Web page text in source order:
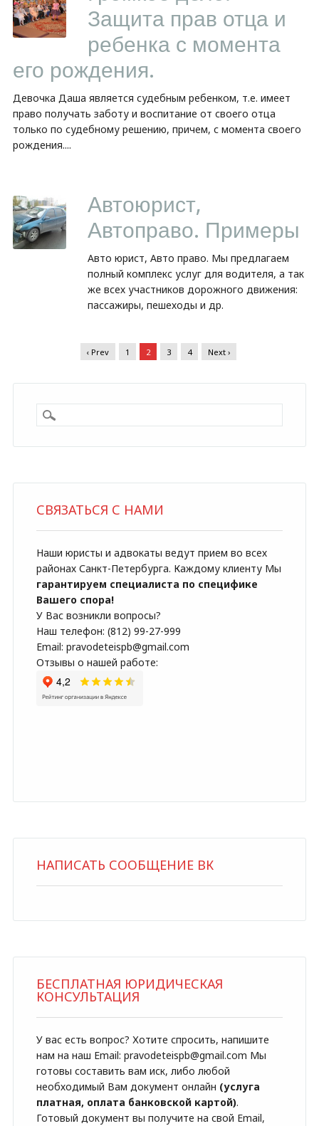
Защита прав отца и
ребенка с момента
его рождения.
Девочка Даша является судебным ребенком, т.е. имеет
право получать заботу и воспитание от своего отца
только по судебному решению, причем, с момента своего
рождения....
Автоюрист,
Автоправо. Примеры
Авто юрист, Авто право. Мы предлагаем
полный комплекс услуг для водителя, а так
же всех участников дорожного движения:
пассажиры, пешеходы и др.
‹ Prev 1 2 3 4 Next ›
СВЯЗАТЬСЯ С НАМИ
Наши юристы и адвокаты ведут прием во всех
районах Санкт-Петербурга. Каждому клиенту Мы
гарантируем специалиста по специфике
Вашего спора!
У Вас возникли вопросы?
Наш телефон: (812) 99-27-999
Email: pravodeteispb@gmail.com
Отзывы о нашей работе:
НАПИСАТЬ СООБЩЕНИЕ ВК
БЕСПЛАТНАЯ ЮРИДИЧЕСКАЯ
КОНСУЛЬТАЦИЯ
У вас есть вопрос? Хотите спросить, напишите
нам на наш Email: pravodeteispb@gmail.com Мы
готовы составить вам иск, либо любой
необходимый Вам документ онлайн (услуга
платная, оплата банковской картой).
Готовый документ вы получите на свой Email,